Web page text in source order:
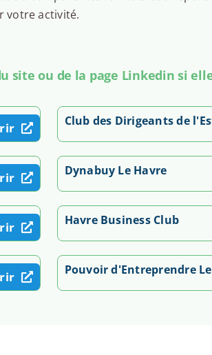
votre activité.
site ou de la page Linkedin si
Club des Dirigeants de
Dynabuy Le Havre
Havre Business Club
Pouvoir d'Entreprendre